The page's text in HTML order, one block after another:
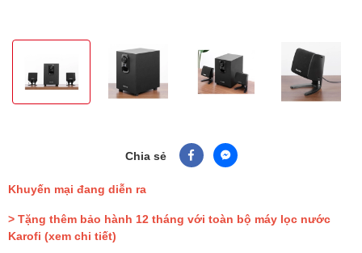
Chia sẻ
Khuyến mại đang diễn ra
> Tặng thêm bảo hành 12 tháng với toàn bộ máy lọc nước
Karofi (xem chi tiết)